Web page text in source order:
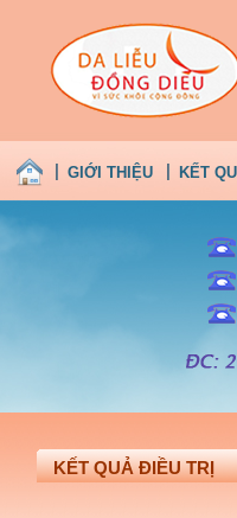
GIỚI THIỆU KẾT
KẾT QUẢ ĐIỀU TRỊ